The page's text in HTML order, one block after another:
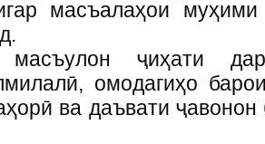
масъалаҳои
ҷиҳати
омодагиҳо
ва даъвати